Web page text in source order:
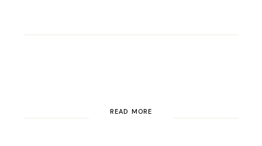
READ MORE